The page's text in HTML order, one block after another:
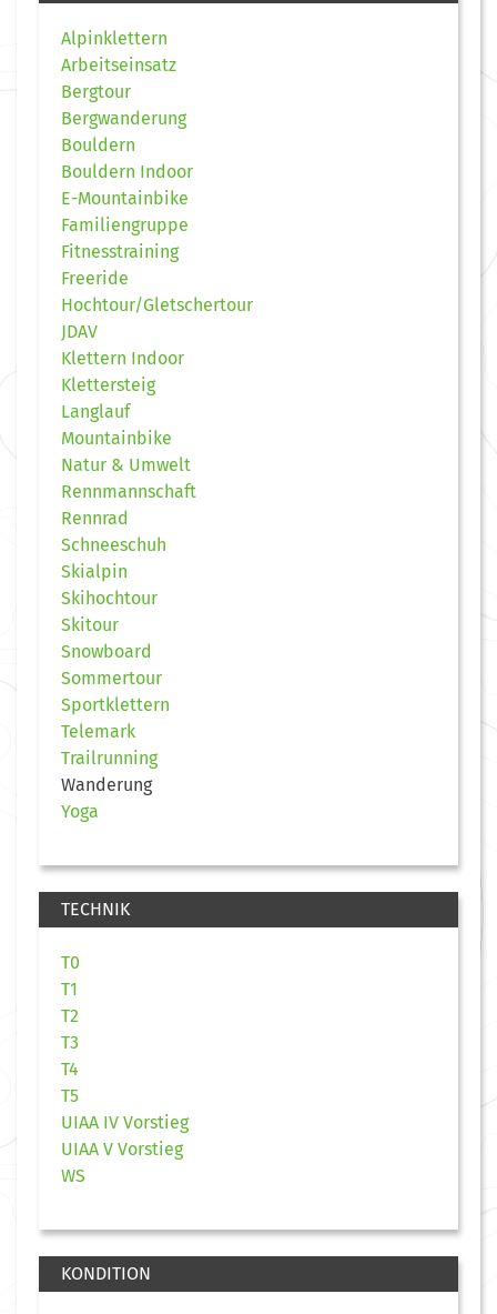
Alpinklettern
Arbeitseinsatz
Bergtour
Bergwanderung
Bouldern
Bouldern Indoor
E-Mountainbike
Familiengruppe
Fitnesstraining
Freeride
Hochtour/Gletschertour
JDAV
Klettern Indoor
Klettersteig
Langlauf
Mountainbike
Natur & Umwelt
Rennmannschaft
Rennrad
Schneeschuh
Skialpin
Skihochtour
Skitour
Snowboard
Sommertour
Sportklettern
Telemark
Trailrunning
Wanderung
Yoga
TECHNIK
T0
T1
T2
T3
T4
T5
UIAA IV Vorstieg
UIAA V Vorstieg
WS
KONDITION